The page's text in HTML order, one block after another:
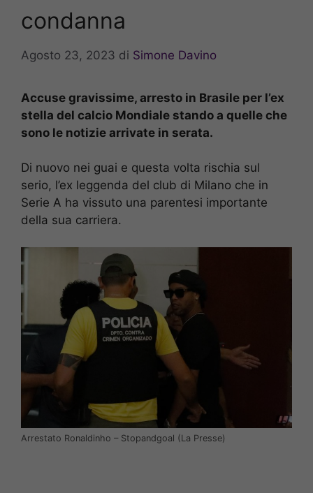
condanna
Agosto 23, 2023 di Simone Davino
Accuse gravissime, arresto in Brasile per l’ex
stella del calcio Mondiale stando a quelle che
sono le notizie arrivate in serata.
Di nuovo nei guai e questa volta rischia sul
serio, l’ex leggenda del club di Milano che in
Serie A ha vissuto una parentesi importante
della sua carriera.
Arrestato Ronaldinho – Stopandgoal (La Presse)